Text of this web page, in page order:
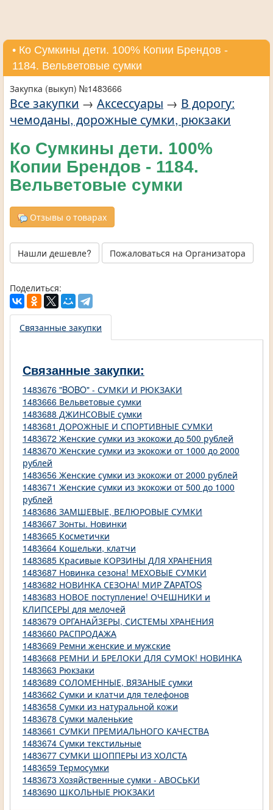
• Ко Сумкины дети. 100% Копии Брендов -
1184. Вельветовые сумки
Закупка (выкуп) №1483666
Все закупки → Аксессуары → В дорогу:
чемоданы, дорожные сумки, рюкзаки
Ко Сумкины дети. 100%
Копии Брендов - 1184.
Вельветовые сумки
Отзывы о товарах
Нашли дешевле? Пожаловаться на Организатора
Поделиться:
Связанные закупки
Связанные закупки:
1483676 "BOBO" - СУМКИ И РЮКЗАКИ
1483666 Вельветовые сумки
1483688 ДЖИНСОВЫЕ сумки
1483681 ДОРОЖНЫЕ И СПОРТИВНЫЕ СУМКИ
1483672 Женские сумки из экокожи до 500 рублей
1483670 Женские сумки из экокожи от 1000 до 2000
рублей
1483656 Женские сумки из экокожи от 2000 рублей
1483671 Женские сумки из экокожи от 500 до 1000
рублей
1483686 ЗАМШЕВЫЕ, ВЕЛЮРОВЫЕ СУМКИ
1483667 Зонты. Новинки
1483665 Косметички
1483664 Кошельки, клатчи
1483685 Красивые КОРЗИНЫ ДЛЯ ХРАНЕНИЯ
1483687 Новинка сезона! МЕХОВЫЕ СУМКИ
1483682 НОВИНКА СЕЗОНА! МИР ZAРATOS
1483683 НОВОЕ поступление! ОЧЕШНИКИ и
КЛИПСЕРЫ для мелочей
1483679 ОРГАНАЙЗЕРЫ, СИСТЕМЫ ХРАНЕНИЯ
1483660 РАСПРОДАЖА
1483669 Ремни женские и мужские
1483668 РЕМНИ И БРЕЛОКИ ДЛЯ СУМОК! НОВИНКА
1483663 Рюкзаки
1483689 СОЛОМЕННЫЕ, ВЯЗАНЫЕ сумки
1483662 Сумки и клатчи для телефонов
1483658 Сумки из натуральной кожи
1483678 Сумки маленькие
1483661 СУМКИ ПРЕМИАЛЬНОГО КАЧЕСТВА
1483674 Сумки текстильные
1483677 СУМКИ ШОППЕРЫ ИЗ ХОЛСТА
1483659 Термосумки
1483673 Хозяйственные сумки - АВОСЬКИ
1483690 ШКОЛЬНЫЕ РЮКЗАКИ